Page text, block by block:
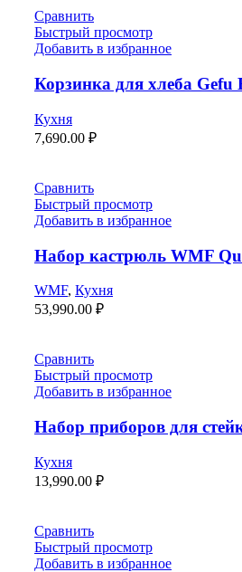
Сравнить
Быстрый просмотр
Добавить в избранное
Корзинка для хлеба Gefu
Кухня
7,690.00 ₽
Сравнить
Быстрый просмотр
Добавить в избранное
Набор кастрюль WMF
WMF, Кухня
53,990.00 ₽
Сравнить
Быстрый просмотр
Добавить в избранное
Набор приборов для
Кухня
13,990.00 ₽
Сравнить
Быстрый просмотр
Добавить в избранное